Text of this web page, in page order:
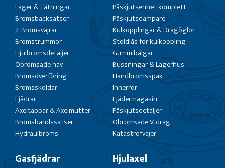
Lager & Tätningar
Bromsbacksatser
Bromsvajrar
Bromstrummor
Hjulbromsdetaljer
Obromsade nav
Bromsöverföring
Bromssköldar
Fjädrar
Axeltappar & Axelmutter
Bromsbandssatser
Hydraulbroms
Påskjutsenhet komplett
Påskjutsdämpare
Kulkopplingar & Dragöglor
Stöldlås för kulkoppling
Gummibälgar
Bussningar & Lagerhus
Handbromsspak
Innerrör
Fjädermagasin
Påskjutsdetaljer
Obromsade V-drag
Katastrofvajer
Gasfjädrar Hjulaxel